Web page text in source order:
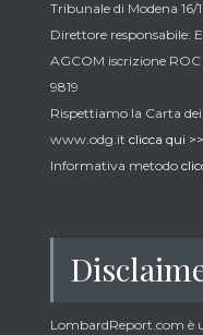
Tribunale di Modena 16/
Direttore responsabile:
AGCOM iscrizione ROC
9819
Rispettiamo la Carta
www.odg.it clicca qui >>
Informativa metodo
LombardReport.com è